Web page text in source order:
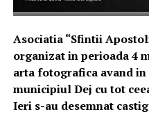
Asociatia “Sfintii
organizat in perioada 4
arta fotografica avand
municipiul Dej cu tot
Ieri s-au desemnat